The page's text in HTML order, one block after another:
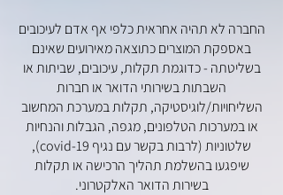
החברה לא תהיה אחראית כלפי אף אדם לעיכובים
באספקת המוצרים כתוצאה מאירועים שאינם
בשליטתה - כדוגמת תקלות, עיכובים, שביתות או
השבתות בשירותי הדואר או חברות
השליחויות/לוגיסטיקה, תקלות במערכת המחשוב
או במערכות הטלפונים, מגפה, הגבלות והנחיות
שלטוניות (לרבות בקשר עם נגיף covid-19),
שיפגעו בהשלמת תהליך הרכישה או תקלות
בשירות הדואר האלקטרוני.